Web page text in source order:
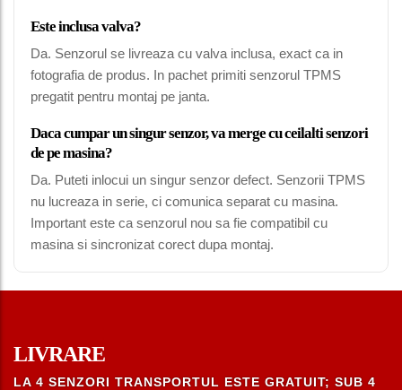
Este inclusa valva?
Da. Senzorul se livreaza cu valva inclusa, exact ca in
fotografia de produs. In pachet primiti senzorul TPMS
pregatit pentru montaj pe janta.
Daca cumpar un singur senzor, va merge cu ceilalti senzori
de pe masina?
Da. Puteti inlocui un singur senzor defect. Senzorii TPMS
nu lucreaza in serie, ci comunica separat cu masina.
Important este ca senzorul nou sa fie compatibil cu
masina si sincronizat corect dupa montaj.
LIVRARE
LA 4 SENZORI TRANSPORTUL ESTE GRATUIT; SUB 4